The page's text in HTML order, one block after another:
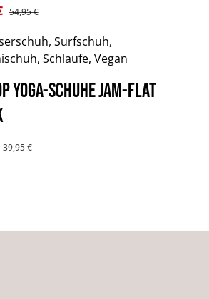
Regulärer Preis:
54,95 €
Yoga-Schuhe Jam-Flat
Regulärer Preis:
39,95 €